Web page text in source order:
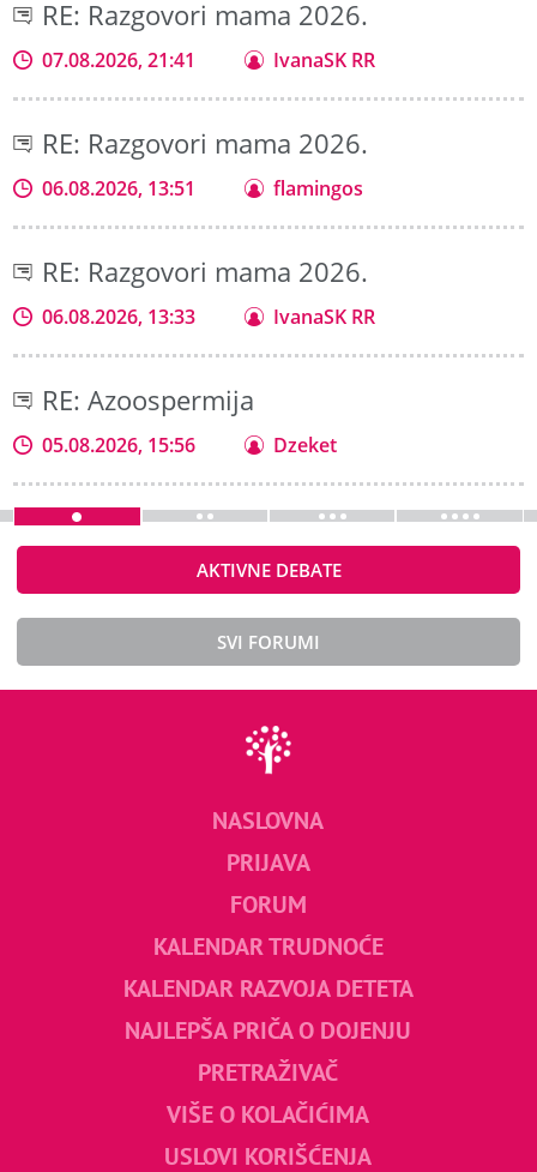
RE: Razgovori mama 2026.
07.08.2026, 21:41 IvanaSK RR
RE: Razgovori mama 2026.
06.08.2026, 13:51 flamingos
RE: Razgovori mama 2026.
06.08.2026, 13:33 IvanaSK RR
RE: Azoospermija
05.08.2026, 15:56 Dzeket
AKTIVNE DEBATE
SVI FORUMI
NASLOVNA
PRIJAVA
FORUM
KALENDAR TRUDNOĆE
KALENDAR RAZVOJA DETETA
NAJLEPŠA PRIČA O DOJENJU
PRETRAŽIVAČ
VIŠE O KOLAČIĆIMA
USLOVI KORIŠĆENJA